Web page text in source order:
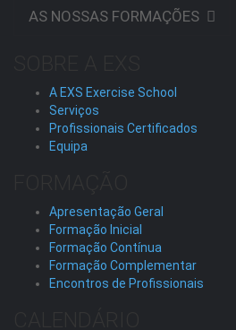
AS NOSSAS FORMAÇÕES
A EXS Exercise School
Serviços
Profissionais Certificados
Equipa
Apresentação Geral
Formação Inicial
Formação Contínua
Formação Complementar
Encontros de Profissionais